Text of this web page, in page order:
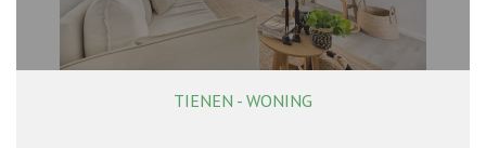
83 m² 2
TIENEN - WONING